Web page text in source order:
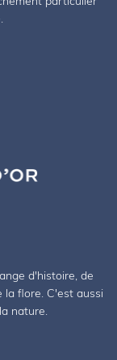
d'histoire, de
la flore. C'est aussi
nature.